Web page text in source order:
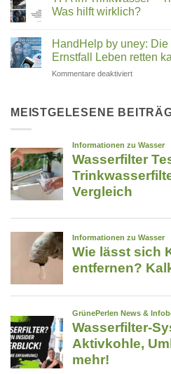
Angel
–
welcher
zu
Medeco
Cleantec:
Familienunternehmen
aus
Rosenheim
die
Was hilft wirklich?
zu
TFA
im
Trinkwasser
Was
hilft
HandHelp by uney:
Ernstfall Leben retten
Kommentare deaktiviertfür
uney:
App,
die
Ernstfall
MEISTGELESENE